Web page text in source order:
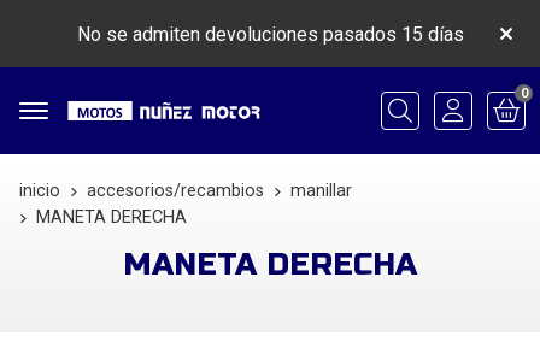
No se admiten devoluciones pasados 15 días
Buscar
0
inicio accesorios/recambios
manillar
MANETA DERECHA
MANETA DERECHA